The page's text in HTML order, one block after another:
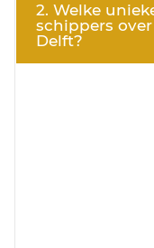
2. Welke
schippers
Delft?